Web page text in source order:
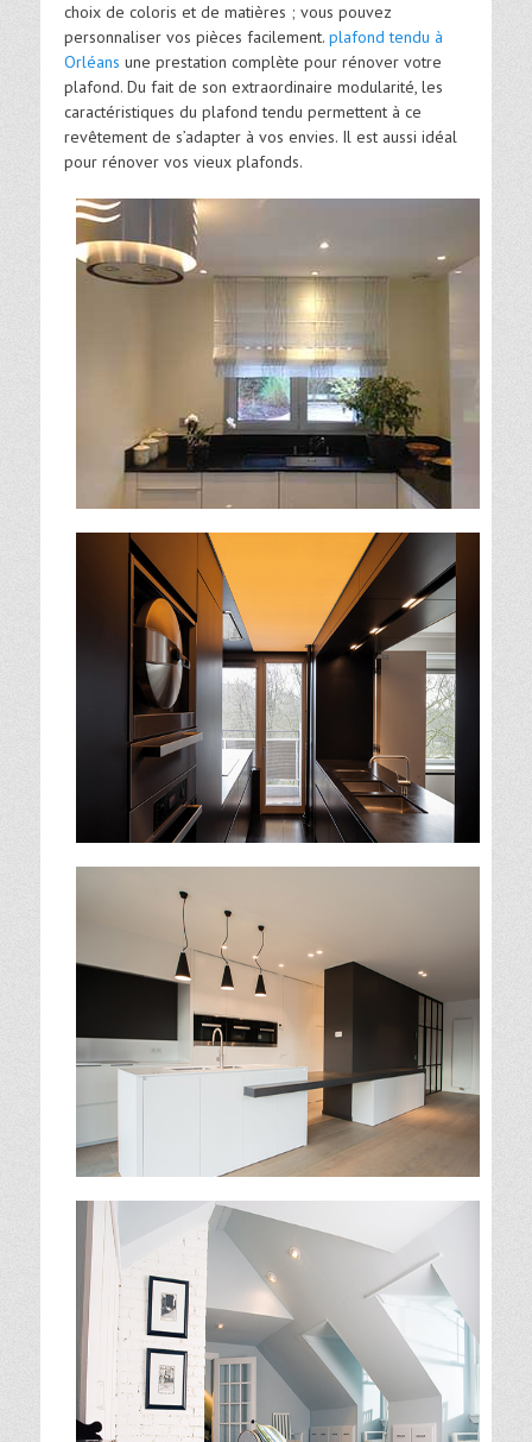
choix de coloris et de matières ; vous pouvez
personnaliser vos pièces facilement. plafond tendu à
Orléans une prestation complète pour rénover votre
plafond. Du fait de son extraordinaire modularité, les
caractéristiques du plafond tendu permettent à ce
revêtement de s’adapter à vos envies. Il est aussi idéal
pour rénover vos vieux plafonds.